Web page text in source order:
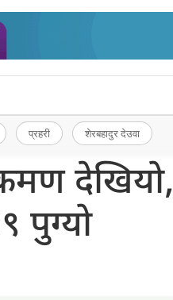
प्रहरी शेरबहादुर देउवा
देखियो,
पुग्यो